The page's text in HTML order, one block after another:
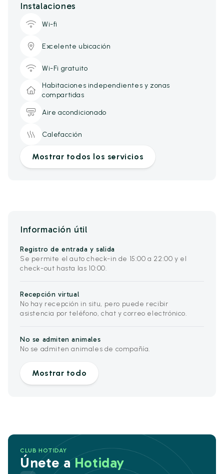
Instalaciones
Wi-fi
Excelente ubicación
Wi-Fi gratuito
Habitaciones independientes y zonas
compartidas
Aire acondicionado
Calefacción
Mostrar todos los servicios
Información útil
Registro de entrada y salida
Se permite el auto check-in de 15:00 a 22:00 y el
check-out hasta las 10:00.
Recepción virtual
No hay recepción in situ, pero puede recibir
asistencia por teléfono, chat y correo electrónico.
No se admiten animales
No se admiten animales de compañía.
Mostrar todo
CLUB HOTIDAY
Únete aHotiday